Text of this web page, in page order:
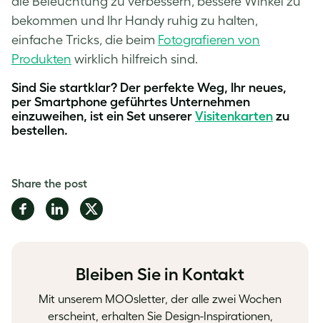
bekommen und Ihr Handy ruhig zu halten,
einfache Tricks, die beim Fotografieren von
Produkten wirklich hilfreich sind.
Sind Sie startklar? Der perfekte Weg, Ihr neues,
per Smartphone geführtes Unternehmen
einzuweihen, ist ein Set unserer Visitenkarten zu
bestellen.
Share the post
Share
on
Share
on
Share
on
Bleiben Sie in Kontakt
Mit unserem MOOsletter, der alle zwei Wochen
erscheint, erhalten Sie Design-Inspirationen,